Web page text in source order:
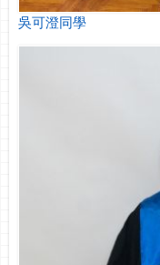
吳可澄同學